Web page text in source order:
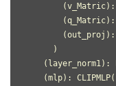
(v_Matric):
(q_Matric):
(out_proj ):
)
( layer_norm1):
(mlp): CLIPMLP(